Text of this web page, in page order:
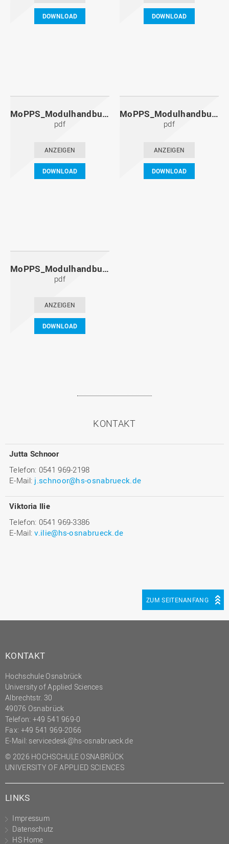
DOWNLOAD DOWNLOAD
MoPPS_Modulhandbuch_20101201.pdf
pdf
ANZEIGEN
DOWNLOAD
MoPPS_Modulhandbuch_20100601.pdf
pdf
ANZEIGEN
DOWNLOAD
MoPPS_Modulhandbuch_20091201.pdf
pdf
ANZEIGEN
DOWNLOAD
KONTAKT
Jutta Schnoor
Telefon: 0541 969-2198
E-Mail: j.schnoor@hs-osnabrueck.de
Viktoria Ilie
Telefon: 0541 969-3386
E-Mail:v.ilie@hs-osnabrueck.de
ZUM SEITENANFANG
KONTAKT
Hochschule Osnabrück
University of Applied Sciences
Albrechtstr. 30
49076 Osnabrück
Telefon: +49 541 969-0
Fax: +49 541 969-2066
E-Mail: servicedesk@hs-osnabrueck.de
© 2026 HOCHSCHULE OSNABRÜCK
UNIVERSITY OF APPLIED SCIENCES
LINKS
Impressum
Datenschutz
HS Home